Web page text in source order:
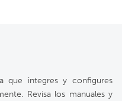
que integres y configures
Revisa los manuales y